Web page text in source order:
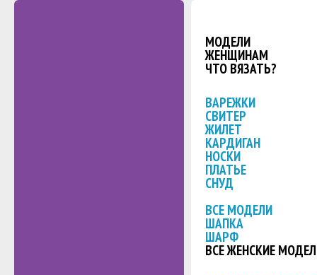
МОДЕЛИ
ЖЕНЩИНАМ
ЧТО ВЯЗАТЬ?
ВАРЕЖКИ
СВИТЕР
ЖИЛЕТ
КАРДИГАН
НОСКИ
ПЛАТЬЕ
СНУД
ВСЕ МОДЕЛИ
ШАПКА
ШАРФ
ВСЕ ЖЕНСКИЕ